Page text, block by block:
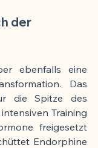
der
ebenfalls eine
Das
die Spitze des
Training
freigesetzt
Endorphine